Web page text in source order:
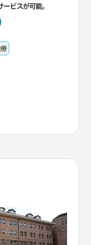
観光できるトータ
トフォームを構築
ジュアリー観光客
ます。
ーダーメイドの旅
迎など)、旅行コン
観光、ラグジュ
要拠点)
ルジュサービス
ビスが可能。